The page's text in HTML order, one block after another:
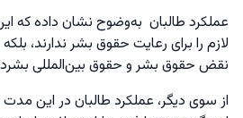
عملکرد طالبان به‌وضوح نشان داده که
لازم را برای رعایت حقوق بشر ندارند،
نقض حقوق بشر و حقوق بین‌المللی
از سوی دیگر، عملکرد طالبان در این